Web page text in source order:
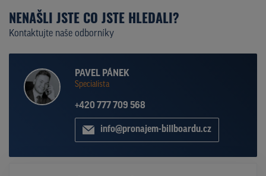
NENAŠLI JSTE CO JSTE HLEDALI?
Kontaktujte naše odborníky
PAVEL PÁNEK
Specialista
+420 777 709 568
info@pronajem-billboardu.cz